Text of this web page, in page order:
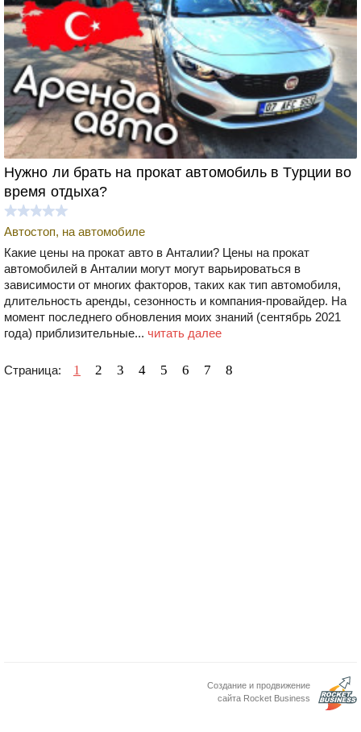
Нужно ли брать на прокат автомобиль в Турции во
время отдыха?
Автостоп, на автомобиле
Какие цены на прокат авто в Анталии? Цены на прокат
автомобилей в Анталии могут могут варьироваться в
зависимости от многих факторов, таких как тип автомобиля,
длительность аренды, сезонность и компания-провайдер. На
момент последнего обновления моих знаний (сентябрь 2021
года) приблизительные... читать далее
Страница: 1 2 3 4 5 6 7 8
Создание и продвижение
сайта Rocket Business